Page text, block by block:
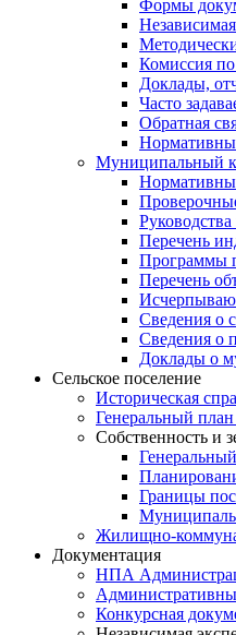
Формы
Комиссия
Доклады,
Часто
Обратная
Муниципальный
Перечень
Программы
Перечень
Сведения о
Сведения о
Доклады о
Сельское поселение
Историческая
Генеральный план
Собственность и
Границы
Жилищно-
Документация
НПА
Конкурсная